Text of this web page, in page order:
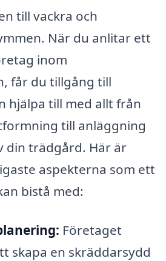
till vackra och
När du anlitar ett
inom
får du tillgång till
hjälpa till med allt från
till anläggning
din trädgård. Här är
aspekterna som ett
bistå med:
Företaget
skapa en skräddarsydd